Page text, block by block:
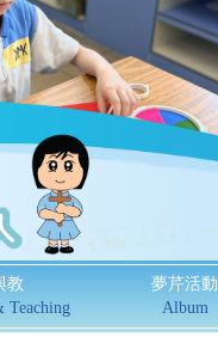
教
Teaching
夢芹活動
Album